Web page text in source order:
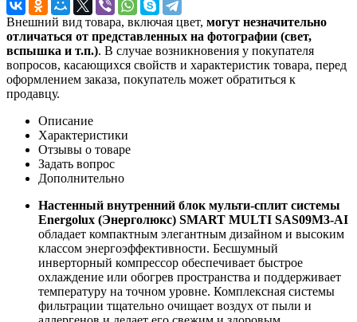
Внешний вид товара, включая цвет, могут незначительно
отличаться от представленных на фотографии (свет,
вспышка и т.п.). В случае возникновения у покупателя
вопросов, касающихся свойств и характеристик товара, перед
оформлением заказа, покупатель может обратиться к
продавцу.
Описание
Характеристики
Отзывы о товаре
Задать вопрос
Дополнительно
Настенный внутренний блок мульти-сплит системы
Energolux (Энерголюкс) SMART MULTI SAS09M3-AI
обладает компактным элегантным дизайном и высоким
классом энергоэффективности. Бесшумный
инверторный компрессор обеспечивает быстрое
охлаждение или обогрев пространства и поддерживает
температуру на точном уровне. Комплексная системы
фильтрации тщательно очищает воздух от пыли и